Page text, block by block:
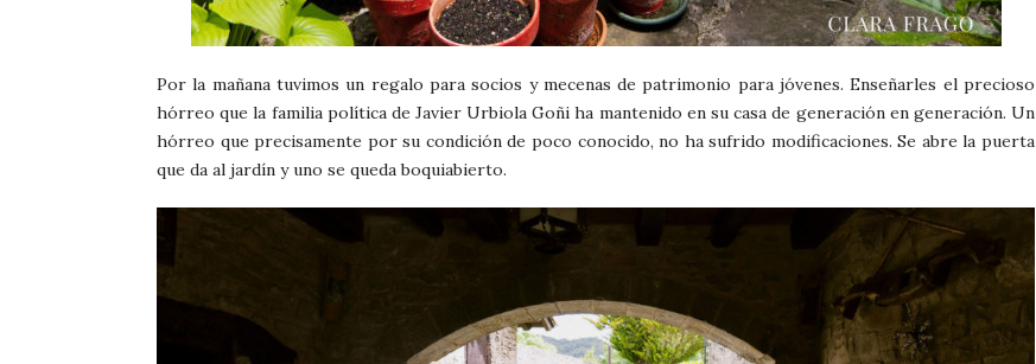
Por la mañana tuvimos un regalo para socios y mecenas de patrimonio para jóvenes. Enseñarles el precioso
hórreo que la familia política de Javier Urbiola Goñi ha mantenido en su casa de generación en generación. Un
hórreo que precisamente por su condición de poco conocido, no ha sufrido modificaciones. Se abre la puerta
que da al jardín y uno se queda boquiabierto.